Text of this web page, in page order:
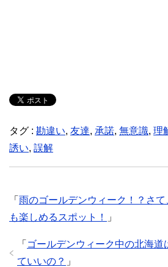
タグ : 勘違い, 友達, 承諾, 無意識, 理
誘い, 誤解
「 雨のゴールデンウィーク！？さ
も楽しめるスポット！
」
「 ゴールデンウィーク中の北海道
ていいの？ 」